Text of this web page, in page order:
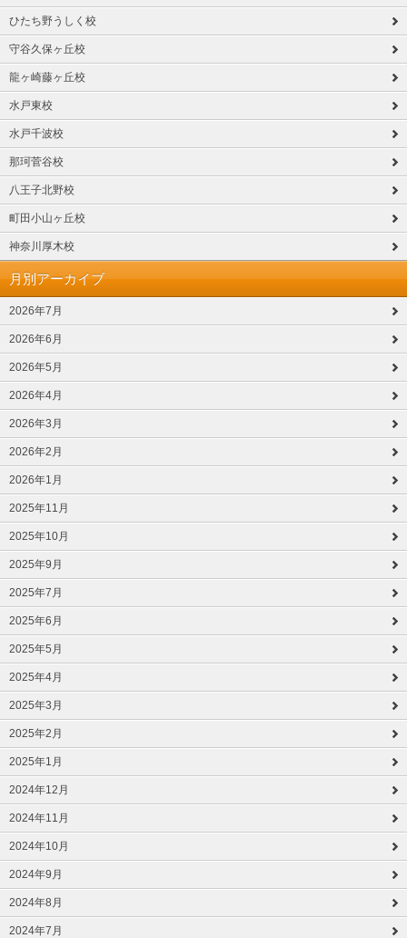
ひたち野うしく校
守谷久保ヶ丘校
龍ヶ崎藤ヶ丘校
水戸東校
水戸千波校
那珂菅谷校
八王子北野校
町田小山ヶ丘校
神奈川厚木校
月別アーカイブ
2026年7月
2026年6月
2026年5月
2026年4月
2026年3月
2026年2月
2026年1月
2025年11月
2025年10月
2025年9月
2025年7月
2025年6月
2025年5月
2025年4月
2025年3月
2025年2月
2025年1月
2024年12月
2024年11月
2024年10月
2024年9月
2024年8月
2024年7月